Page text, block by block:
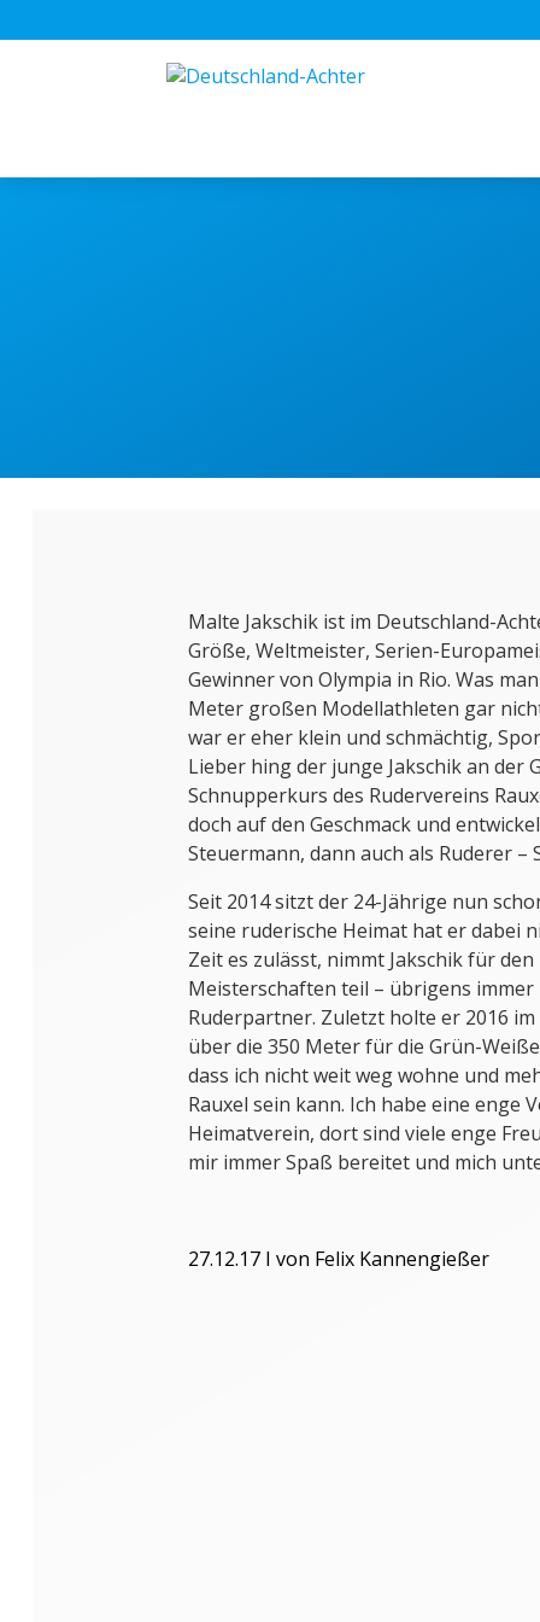
Malte Jakschik ist im Deutschland-
Größe, Weltmeister, Serien-
Gewinner von Olympia in Rio. Was
Meter großen Modellathleten gar
war er eher klein und schmächtig,
Lieber hing der junge Jakschik an der
Schnupperkurs des Rudervereins
doch auf den Geschmack und
Steuermann, dann auch als Ruderer
Seit 2014 sitzt der 24-Jährige nun
seine ruderische Heimat hat er dabei
Zeit es zulässt, nimmt Jakschik für den
Meisterschaften teil – übrigens
Ruderpartner. Zuletzt holte er 2016
über die 350 Meter für die Grün-
dass ich nicht weit weg wohne und
Rauxel sein kann. Ich habe eine enge
Heimatverein, dort sind viele enge
mir immer Spaß bereitet und mich
27.12.17 I von Felix Kannengießer